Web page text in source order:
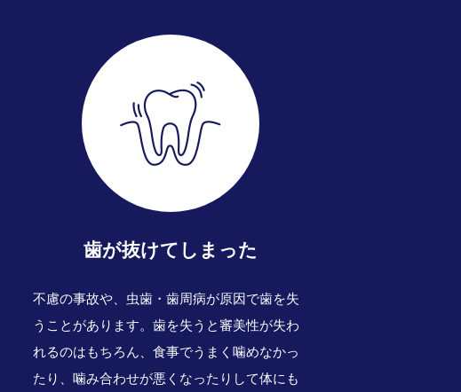
歯が抜けてしまった
不慮の事故や、虫歯・歯周病が原因で歯を失
うことがあります。歯を失うと審美性が失わ
れるのはもちろん、食事でうまく噛めなかっ
たり、噛み合わせが悪くなったりして体にも